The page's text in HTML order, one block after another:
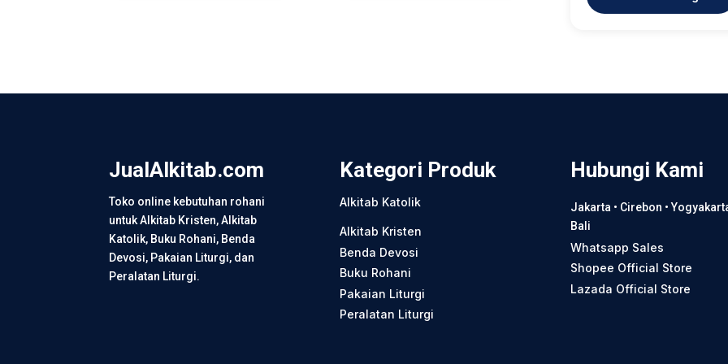
JualAlkitab.com
Toko online kebutuhan rohani
untuk Alkitab Kristen, Alkitab
Katolik, Buku Rohani, Benda
Devosi, Pakaian Liturgi, dan
Peralatan Liturgi.
Kategori Produk
Alkitab Katolik
Alkitab Kristen
Benda Devosi
Buku Rohani
Pakaian Liturgi
Peralatan Liturgi
Hubungi Kami
Jakarta • Cirebon •
Bali
Whatsapp Sales
Shopee Official Store
Lazada Official Store